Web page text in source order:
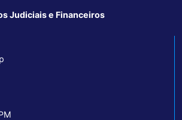
Judiciais e Financeiros